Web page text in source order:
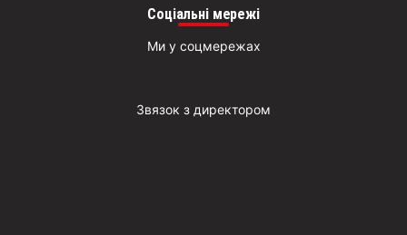
Соціальні мережі
Ми у соцмережах
Звязок з директором